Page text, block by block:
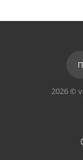
Длина: 74 мм,
2026 ©